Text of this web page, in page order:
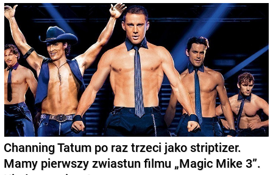
Channing Tatum po raz trzeci jako striptizer.
Mamy pierwszy zwiastun filmu „Magic Mike 3”.